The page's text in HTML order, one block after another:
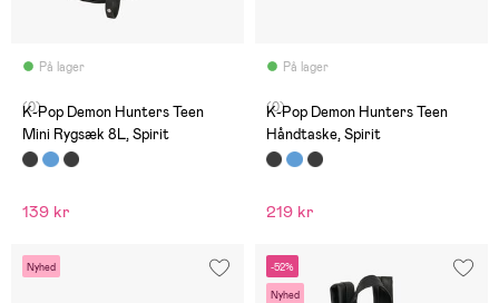
På lager
(0)
K-Pop Demon Hunters Teen
Mini Rygsæk 8L, Spirit
139 kr
På lager
(0)
K-Pop Demon Hunters Teen
Håndtaske, Spirit
219 kr
Nyhed -52%
Nyhed